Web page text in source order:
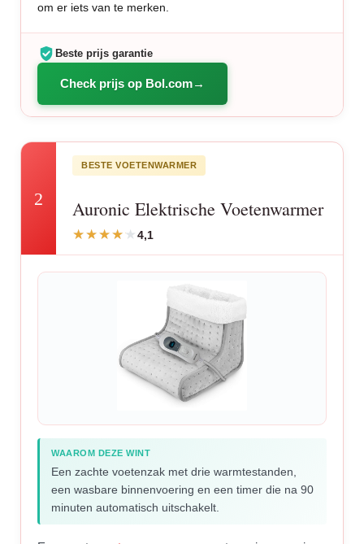
om er iets van te merken.
Beste prijs garantie
Check prijs op Bol.com
2
BESTE VOETENWARMER
Auronic Elektrische Voetenwarmer
4,1
WAAROM DEZE WINT
Een zachte voetenzak met drie warmtestanden,
een wasbare binnenvoering en een timer die na 90
minuten automatisch uitschakelt.